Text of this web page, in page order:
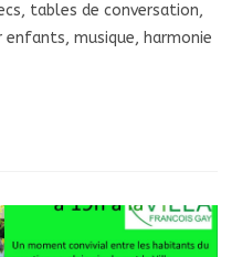
tables de conversation,
musique, harmonie